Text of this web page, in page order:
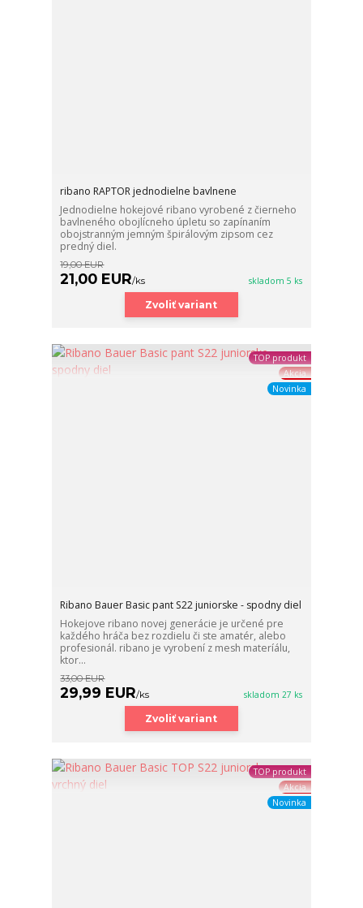
ribano RAPTOR jednodielne bavlnene
Jednodielne hokejové ribano vyrobené z čierneho
bavlneného obojlícneho úpletu so zapínaním
obojstranným jemným špirálovým zipsom cez
predný diel.
19,00 EUR
21,00 EUR/ks skladom 5 ks
Zvoliť variant
TOP produkt
Akcia
Novinka
Ribano Bauer Basic pant S22 juniorske - spodny diel
Hokejove ribano novej generácie je určené pre
každého hráča bez rozdielu či ste amatér, alebo
profesionál. ribano je vyrobení z mesh materíálu,
ktor...
33,00 EUR
29,99 EUR/ks skladom 27 ks
Zvoliť variant
TOP produkt
Akcia
Novinka